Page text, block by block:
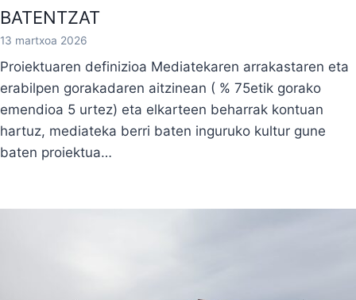
BATENTZAT
13 martxoa 2026
Proiektuaren definizioa Mediatekaren arrakastaren eta
erabilpen gorakadaren aitzinean ( % 75etik gorako
emendioa 5 urtez) eta elkarteen beharrak kontuan
hartuz, mediateka berri baten inguruko kultur gune
baten proiektua…